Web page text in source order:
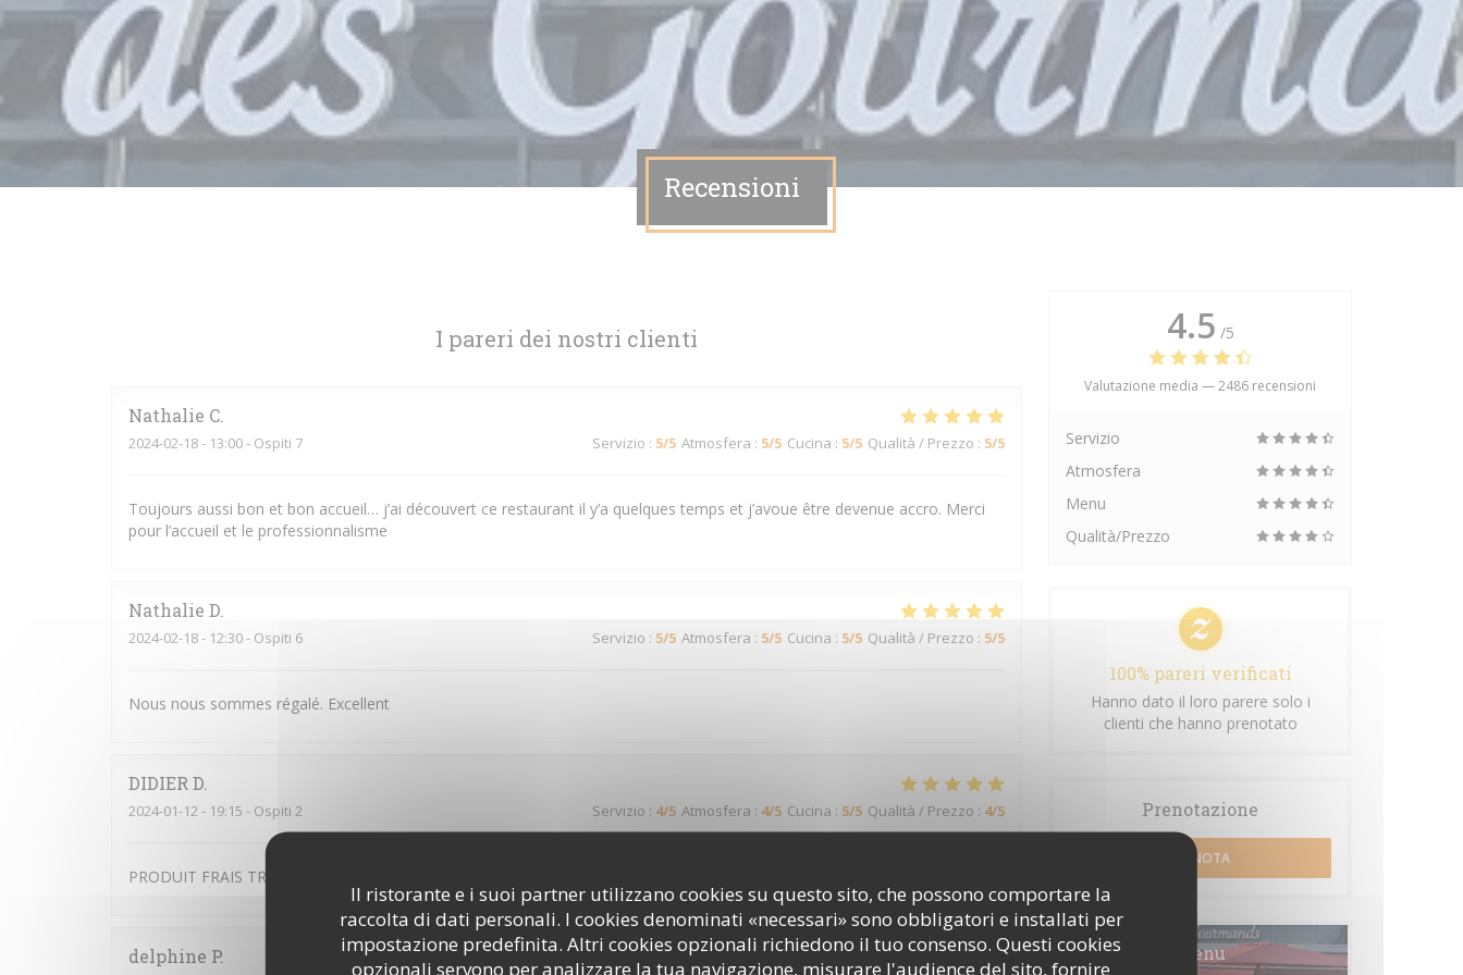
Il ristorante e i suoi partner utilizzano cookies su questo sito, che possono comportare la
raccolta di dati personali. I cookies denominati «necessari» sono obbligatori e installati per
impostazione predefinita. Altri cookies opzionali richiedono il tuo consenso. Questi cookies
opzionali servono per analizzare la tua navigazione, misurare l'audience del sito, fornire
Recensioni
I pareri dei nostri clienti
Nathalie C
2024-02-18- 13:00 - Ospiti 7 Servizio : 5/5 Atmosfera : 5/5 Cucina : 5/5 Qualità / Prezzo : 5/5
Toujours aussi bon et bon accueil… j’ai découvert ce restaurant il y’a quelques temps et j’avoue être devenue accro. Merci
pour l’accueil et le professionnalisme
Nathalie D
2024-02-18- 12:30 - Ospiti 6 Servizio : 5/5 Atmosfera : 5/5 Cucina : 5/5 Qualità / Prezzo : 5/5
Nous nous sommes régalé. Excellent
DIDIER D
2024-01-12 - 19:15 - Ospiti 2 Servizio : 4/5 Atmosfera : 4/5 Cucina : 5/5 Qualità / Prezzo : 4/5
PRODUIT FRAIS TRES BONNE QUALITE
delphine P
4.5 /5
Valutazione media —2486 recensioni
Servizio
Atmosfera
Menu
Qualità/Prezzo
100% pareri verificati
Hanno dato il loro parere solo i
clienti che hanno prenotato
Prenotazione
PRENOTA
Menu